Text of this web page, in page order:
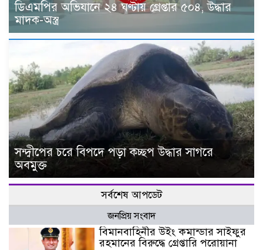
ডিএমপির অভিযানে ২৪ ঘণ্টায় গ্রেপ্তার ৫০৪, উদ্ধার
মাদক-অস্ত্র
সন্দ্বীপের চরে বিপদে পড়া কচ্ছপ উদ্ধার সাগরে
অবমুক্ত
সর্বশেষ আপডেট
জনপ্রিয় সংবাদ
বিমানবাহিনীর উইং কমান্ডার সাইফুর
রহমানের বিরুদ্ধে গ্রেপ্তারি পরোয়ানা